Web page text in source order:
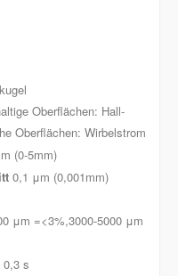
Oberflächen: Hall-
Oberflächen: Wirbelstrom
(0-5mm)
0,1 μm (0,001mm)
μm =<3%,3000-5000 μm
0,3 s